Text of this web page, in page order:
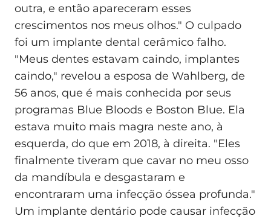
outra, e então apareceram esses
crescimentos nos meus olhos." O culpado
foi um implante dental cerâmico falho.
"Meus dentes estavam caindo, implantes
caindo," revelou a esposa de Wahlberg, de
56 anos, que é mais conhecida por seus
programas Blue Bloods e Boston Blue. Ela
estava muito mais magra neste ano, à
esquerda, do que em 2018, à direita. "Eles
finalmente tiveram que cavar no meu osso
da mandíbula e desgastaram e
encontraram uma infecção óssea profunda."
Um implante dentário pode causar infecção